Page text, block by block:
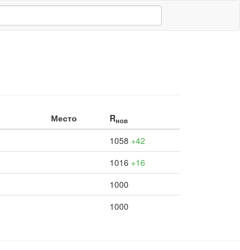
Место Rнов
1058 +42
1016 +16
1000
1000